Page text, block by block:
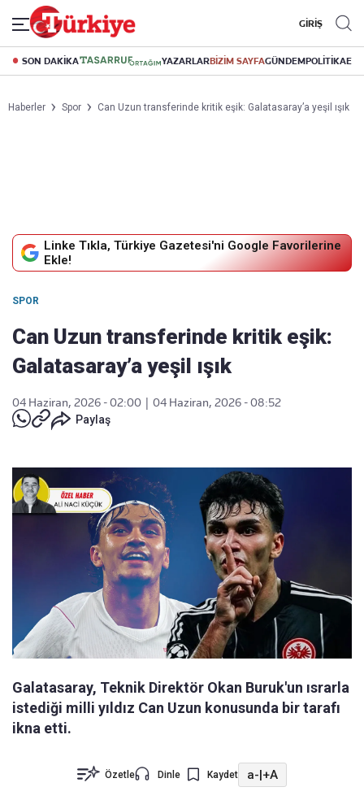
GİRİŞ
SON DAKİKA YAZARLARBİZİM SAYFAGÜNDEMPOLİTİKA
Haberler Spor Can Uzun transferinde kritik eşik: Galatasaray’a yeşil ışık
Linke Tıkla, Türkiye Gazetesi'ni Google Favorilerine
Ekle!
SPOR
Can Uzun transferinde kritik eşik:
Galatasaray’a yeşil ışık
04 Haziran, 2026 - 02:00
04 Haziran, 2026 - 08:52
Paylaş
Galatasaray, Teknik Direktör Okan Buruk'un ısrarla
istediği milli yıldız Can Uzun konusunda bir tarafı
ikna etti.
Özetle Dinle Kaydet a-|+A